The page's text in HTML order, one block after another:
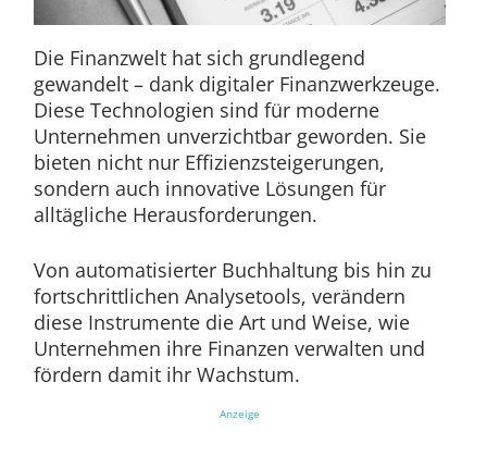
Die Finanzwelt hat sich grundlegend
gewandelt – dank digitaler Finanzwerkzeuge.
Diese Technologien sind für moderne
Unternehmen unverzichtbar geworden. Sie
bieten nicht nur Effizienzsteigerungen,
sondern auch innovative Lösungen für
alltägliche Herausforderungen.
Von automatisierter Buchhaltung bis hin zu
fortschrittlichen Analysetools, verändern
diese Instrumente die Art und Weise, wie
Unternehmen ihre Finanzen verwalten und
fördern damit ihr Wachstum.
Anzeige